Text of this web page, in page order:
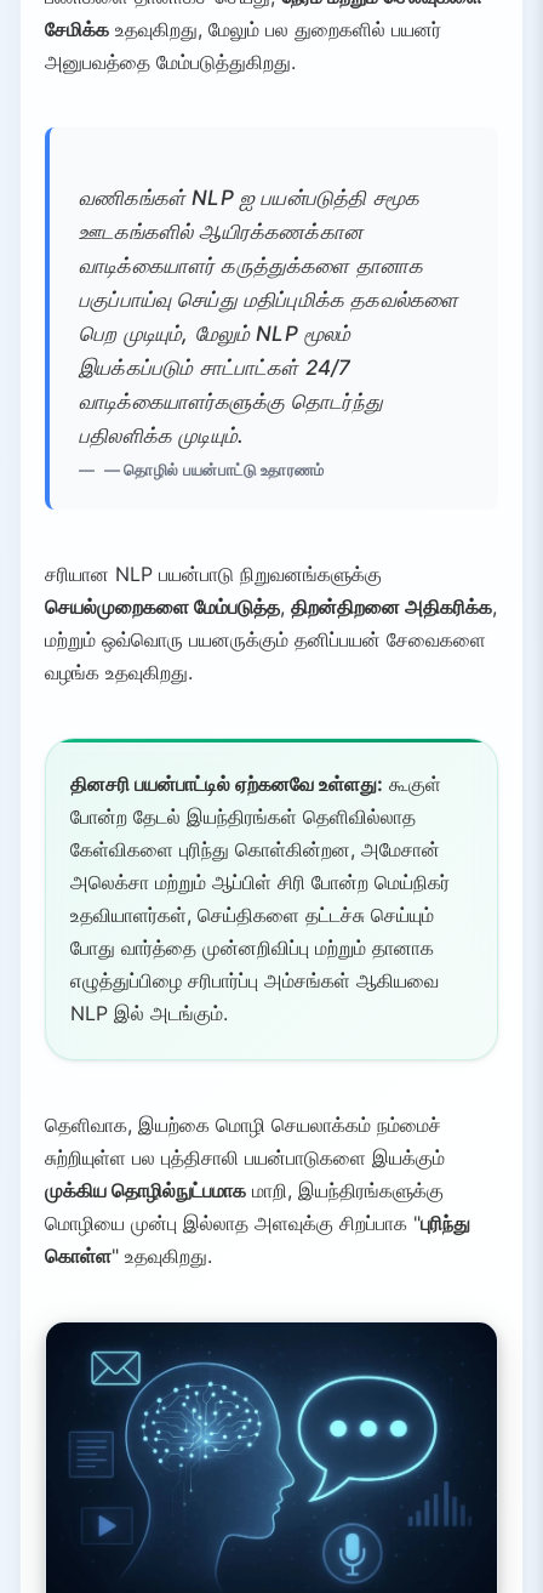
சேமிக்க உதவுகிறது, மேலும் பல துறைகளில் பயனர்
அனுபவத்தை மேம்படுத்துகிறது.
வணிகங்கள் NLP ஐ பயன்படுத்தி சமூக
ஊடகங்களில் ஆயிரக்கணக்கான
வாடிக்கையாளர் கருத்துக்களை தானாக
பகுப்பாய்வு செய்து மதிப்புமிக்க தகவல்களை
பெற முடியும், மேலும் NLP மூலம்
இயக்கப்படும் சாட்பாட்கள் 24/7
வாடிக்கையாளர்களுக்கு தொடர்ந்து
பதிலளிக்க முடியும்.
— தொழில் பயன்பாட்டு உதாரணம்
சரியான NLP பயன்பாடு நிறுவனங்களுக்கு
செயல்முறைகளை மேம்படுத்த, திறன்திறனை அதிகரிக்க,
மற்றும் ஒவ்வொரு பயனருக்கும் தனிப்பயன் சேவைகளை
வழங்க உதவுகிறது.
தினசரி பயன்பாட்டில் ஏற்கனவே உள்ளது: கூகுள்
போன்ற தேடல் இயந்திரங்கள் தெளிவில்லாத
கேள்விகளை புரிந்து கொள்கின்றன, அமேசான்
அலெக்சா மற்றும் ஆப்பிள் சிரி போன்ற மெய்நிகர்
உதவியாளர்கள், செய்திகளை தட்டச்சு செய்யும்
போது வார்த்தை முன்னறிவிப்பு மற்றும் தானாக
எழுத்துப்பிழை சரிபார்ப்பு அம்சங்கள் ஆகியவை
NLP இல் அடங்கும்.
தெளிவாக, இயற்கை மொழி செயலாக்கம் நம்மைச்
சுற்றியுள்ள பல புத்திசாலி பயன்பாடுகளை இயக்கும்
முக்கிய தொழில்நுட்பமாக மாறி, இயந்திரங்களுக்கு
மொழியை முன்பு இல்லாத அளவுக்கு சிறப்பாக "புரிந்து
கொள்ள" உதவுகிறது.